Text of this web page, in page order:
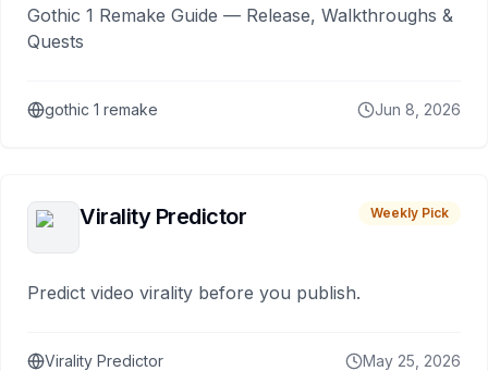
Gothic 1 Remake Guide — Release, Walkthroughs &
Quests
gothic 1 remake Jun 8, 2026
Virality Predictor Weekly Pick
Predict video virality before you publish.
Virality Predictor May 25, 2026